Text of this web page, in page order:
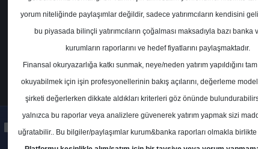
19
Pazartesi, 03 Haziran 2024
Invest AZ Menkul TUPRS Hedef Fiyat
yorum niteliğinde paylaşımlar değildir, sadece yatırımcıların kendisini
bu piyasada bilinçli yatırımcıların çoğalması maksadıyla bazı banka
kurumların raporlarını ve hedef fiyatlarını paylaşmaktadır.
Finansal okuryazarlığa katkı sunmak, neye/neden yatırım yapıldığını
okuyabilmek için işin profesyonellerinin bakış açılarını, değerleme
şirketi değerlerken dikkate aldıkları kriterleri göz önünde
yalnızca bu raporlar veya analizlere güvenerek yatırım yapmak sizi
uğratabilir.. Bu bilgiler/paylaşımlar kurum&banka raporları olmakla birlikte